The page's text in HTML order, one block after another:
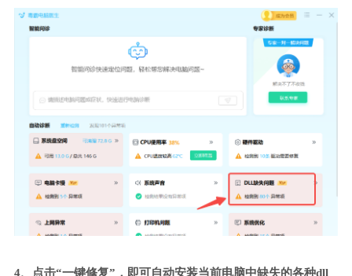
4、点击“一键修复”，即可自动安装当前电脑中缺失的各种dll